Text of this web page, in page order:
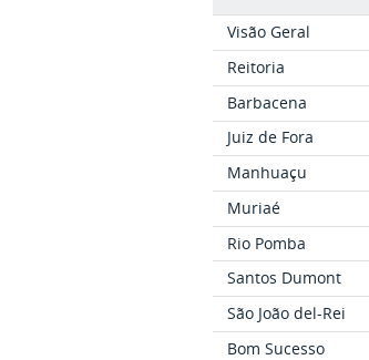
Visão Geral
Reitoria
Barbacena
Juiz de Fora
Manhuaçu
Muriaé
Rio Pomba
Santos Dumont
São João del-Rei
Bom Sucesso